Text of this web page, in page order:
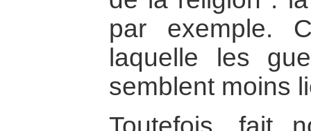
par exemple.
laquelle les
semblent moins